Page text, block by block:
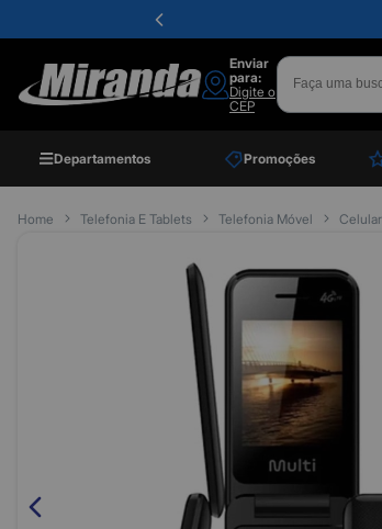
Enviar
para:
Digite o
CEP
Departamentos Promoções
Home Telefonia E Tablets Telefonia Móvel